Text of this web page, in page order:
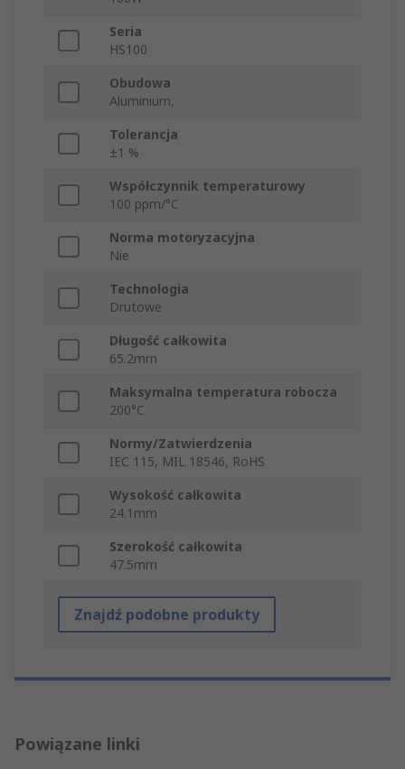
Seria
HS100
Obudowa
Aluminium,
Tolerancja
±1 %
Współczynnik temperaturowy
100 ppm/°C
Norma motoryzacyjna
Nie
Technologia
Drutowe
Długość całkowita
65.2mm
Maksymalna temperatura robocza
200°C
Normy/Zatwierdzenia
IEC 115, MIL 18546, RoHS
Wysokość całkowita
24.1mm
Szerokość całkowita
47.5mm
Znajdź podobne produkty
Powiązane linki